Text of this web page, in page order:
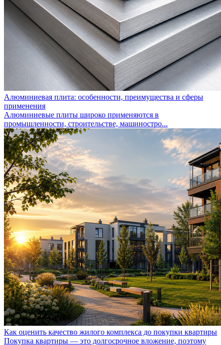
Алюминиевая плита: особенности, преимущества и сферы
применения
Алюминиевые плиты широко применяются в
промышленности, строительстве, машиностро...
Как оценить качество жилого комплекса до покупки квартиры
Покупка квартиры — это долгосрочное вложение, поэтому